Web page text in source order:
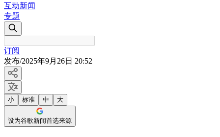
互动新闻
专题
订阅
发布/2025年9月26日 20:52
小 标准 中 大
设为谷歌新闻首选来源